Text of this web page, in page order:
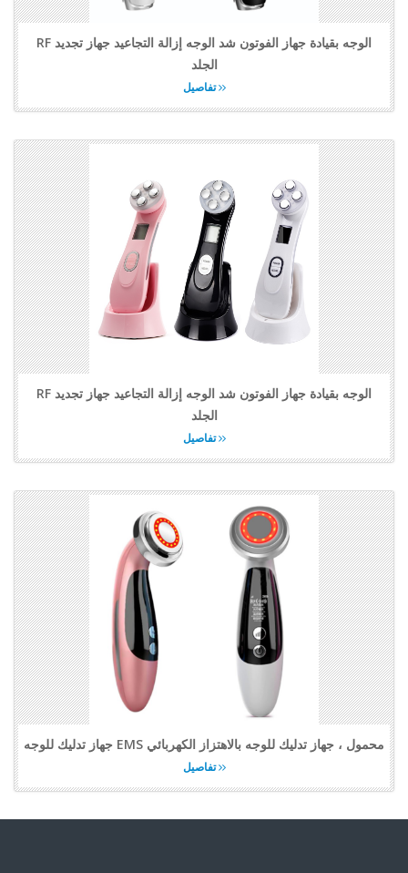
RF الوجه بقيادة جهاز الفوتون شد الوجه إزالة التجاعيد جهاز تجديد
الجلد
تفاصيل
RF الوجه بقيادة جهاز الفوتون شد الوجه إزالة التجاعيد جهاز تجديد
الجلد
تفاصيل
جهاز تدليك للوجه EMS محمول ، جهاز تدليك للوجه بالاهتزاز الكهربائي
تفاصيل